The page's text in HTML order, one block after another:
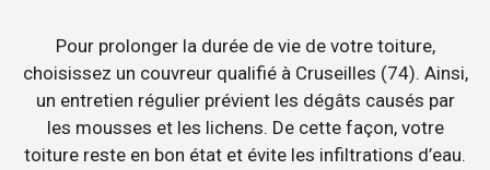
Pour prolonger la durée de vie de votre toiture,
choisissez un couvreur qualifié à Cruseilles (74). Ainsi,
un entretien régulier prévient les dégâts causés par
les mousses et les lichens. De cette façon, votre
toiture reste en bon état et évite les infiltrations d’eau.